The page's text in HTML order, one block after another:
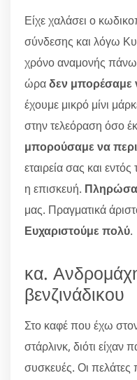
Είχε χαλάσει ο
σύνδεσης και λόγω
χρόνο αναμονής
ώραδεν μπορέσαμε
έχουμε μικρό μίνι
στην τελεόραση όσο
μπορούσαμε να
εταιρεία σας και
η επισκευή.
μας. Πραγματικά
Ευχαριστούμε πολύ.
κα.
βενζινάδικου
Στο καφέ που έχω
στάρλινκ, διότι
συσκευές. Οι